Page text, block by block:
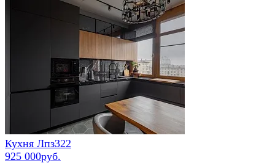
Кухня Лпз322
925 000руб.